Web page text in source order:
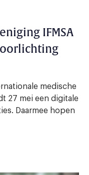
IFMSA
medische
27 mei een digitale
Daarmee hopen